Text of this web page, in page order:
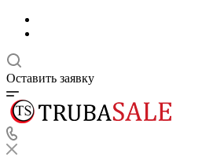
Оставить заявку